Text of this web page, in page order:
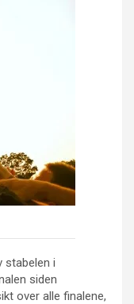
stabelen i
siden
over alle finalene,